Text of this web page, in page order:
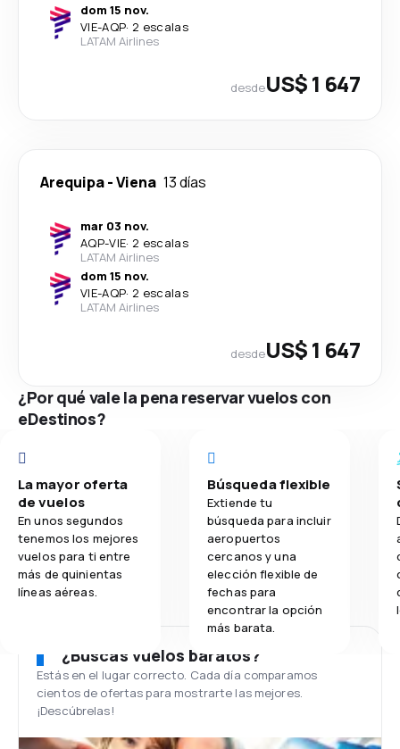
dom 15 nov.
VIE-AQP· 2 escalas
LATAM Airlines
desdeUS$ 1 647
Arequipa-Viena 13 días
mar 03 nov.
AQP-VIE· 2 escalas
LATAM Airlines
dom 15 nov.
VIE-AQP· 2 escalas
LATAM Airlines
desdeUS$ 1 647
¿Por qué vale la pena reservar vuelos con
eDestinos?
La mayor oferta
de vuelos
En unos segundos
tenemos los mejores
vuelos para ti entre
más de quinientas
líneas aéreas.
Búsqueda flexible
Extiende tu
búsqueda para incluir
aeropuertos
cercanos y una
elección flexible de
fechas para
encontrar la opción
más barata.
¿Buscas vuelos baratos?
Estás en el lugar correcto. Cada día comparamos
cientos de ofertas para mostrarte las mejores.
¡Descúbrelas!